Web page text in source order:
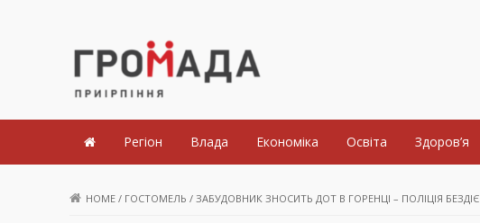
Громада Приірпіння
Регіон Влада Економіка Освіта Здоров’я
HOME / ГОСТОМЕЛЬ / ЗАБУДОВНИК ЗНОСИТЬ ДОТ В ГОРЕНЦІ – ПОЛІЦІЯ БЕЗДІЄ